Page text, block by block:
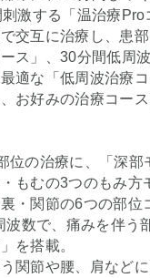
激する「温治療Pro
交互に治療し、患
ス」、30分間低周
適な「低周波治療
お好みの治療コー
位の治療に、「深部
もむの3つのもみ方
・関節の6つの部位
波数で、痛みを伴う
を搭載。
関節や腰、肩など